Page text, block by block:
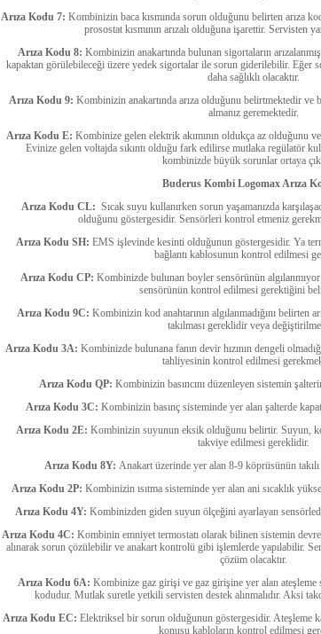
Arıza Kodu 7: Kombinizin baca kısmında sorun olduğunu belirten arıza
prosostat kısmının arızalı olduğuna işarettir. Servisten
Arıza Kodu 8: Kombinizin anakartında bulunan sigortaların
kapaktan görülebileceği üzere yedek sigortalar ile sorun giderilebilir. Eğer
daha sağlıklı olacaktır.
Arıza Kodu 9: Kombinizin anakartında arıza olduğunu belirtmektedir ve
almanız geremektedir.
Arıza Kodu E: Kombinize gelen elektrik akımının oldukça az olduğunu
Evinize gelen voltajda sıkıntı olduğu fark edilirse mutlaka regülatör
kombinizde büyük sorunlar ortaya
Buderus Kombi Logomax Arıza
Arıza Kodu CL: Sıcak suyu kullanırken sorun yaşamanızda
olduğunu göstergesidir. Sensörleri kontrol etmeniz
Arıza Kodu SH: EMS işlevinde kesinti olduğunun göstergesidir. Ya
bağlantı kablosunun kontrol edilmesi
Arıza Kodu CP: Kombinizde bulunan boyler sensörünün
sensörünün kontrol edilmesi gerektiğini
Arıza Kodu 9C: Kombinizin kod anahtarının algılanmadığını belirten
takılması gereklidir veya
Arıza Kodu 3A: Kombinizde bulunana fanın devir hızının dengeli
tahliyesinin kontrol edilmesi
Arıza Kodu QP: Kombinizin basıncını düzenleyen sistemin
Arıza Kodu 3C: Kombinizin basınç sisteminde yer alan şalterde
Arıza Kodu 2E: Kombinizin suyunun eksik olduğunu belirtir. Suyun,
takviye edilmesi gereklidir.
Arıza Kodu 8Y: Anakart üzerinde yer alan 8-9 köprüsünün takılı
Arıza Kodu 2P: Kombinizin ısıtma sisteminde yer alan ani sıcaklık
Arıza Kodu 4Y: Kombinizden giden suyun ölçeğini ayarlayan
Arıza Kodu 4C: Kombinin emniyet termostatı olarak bilinen sistemin
alınarak sorun çözülebilir ve anakart kontrolü gibi işlemlerde yapılabilir.
çözüm olacaktır.
Arıza Kodu 6A: Kombinize gaz girişi ve gaz girişine yer alan ateşleme
kodudur. Mutlak suretle yetkili servisten destek alınmalıdır. Aksi
Arıza Kodu EC: Elektriksel bir sorun olduğunun göstergesidir. Ateşleme
konusu kabloların kontrol edilmesi